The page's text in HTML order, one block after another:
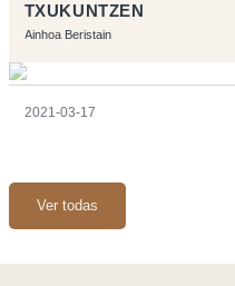
TXUKUNTZEN
Ainhoa Beristain
2021-03-17
Ver todas